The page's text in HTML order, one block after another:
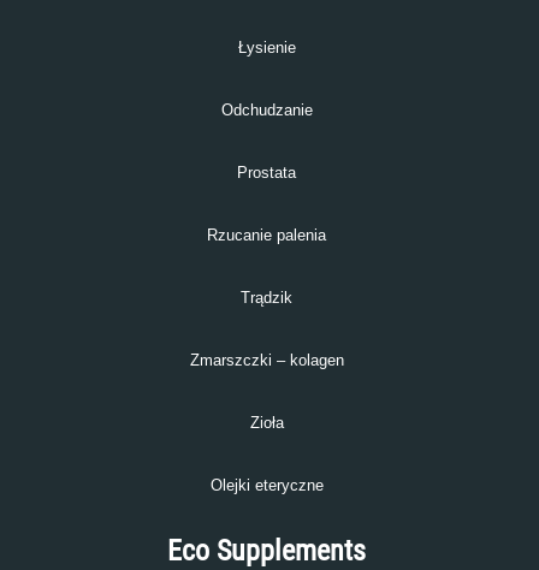
Łysienie
Odchudzanie
Prostata
Rzucanie palenia
Trądzik
Zmarszczki – kolagen
Zioła
Olejki eteryczne
Eco Supplements